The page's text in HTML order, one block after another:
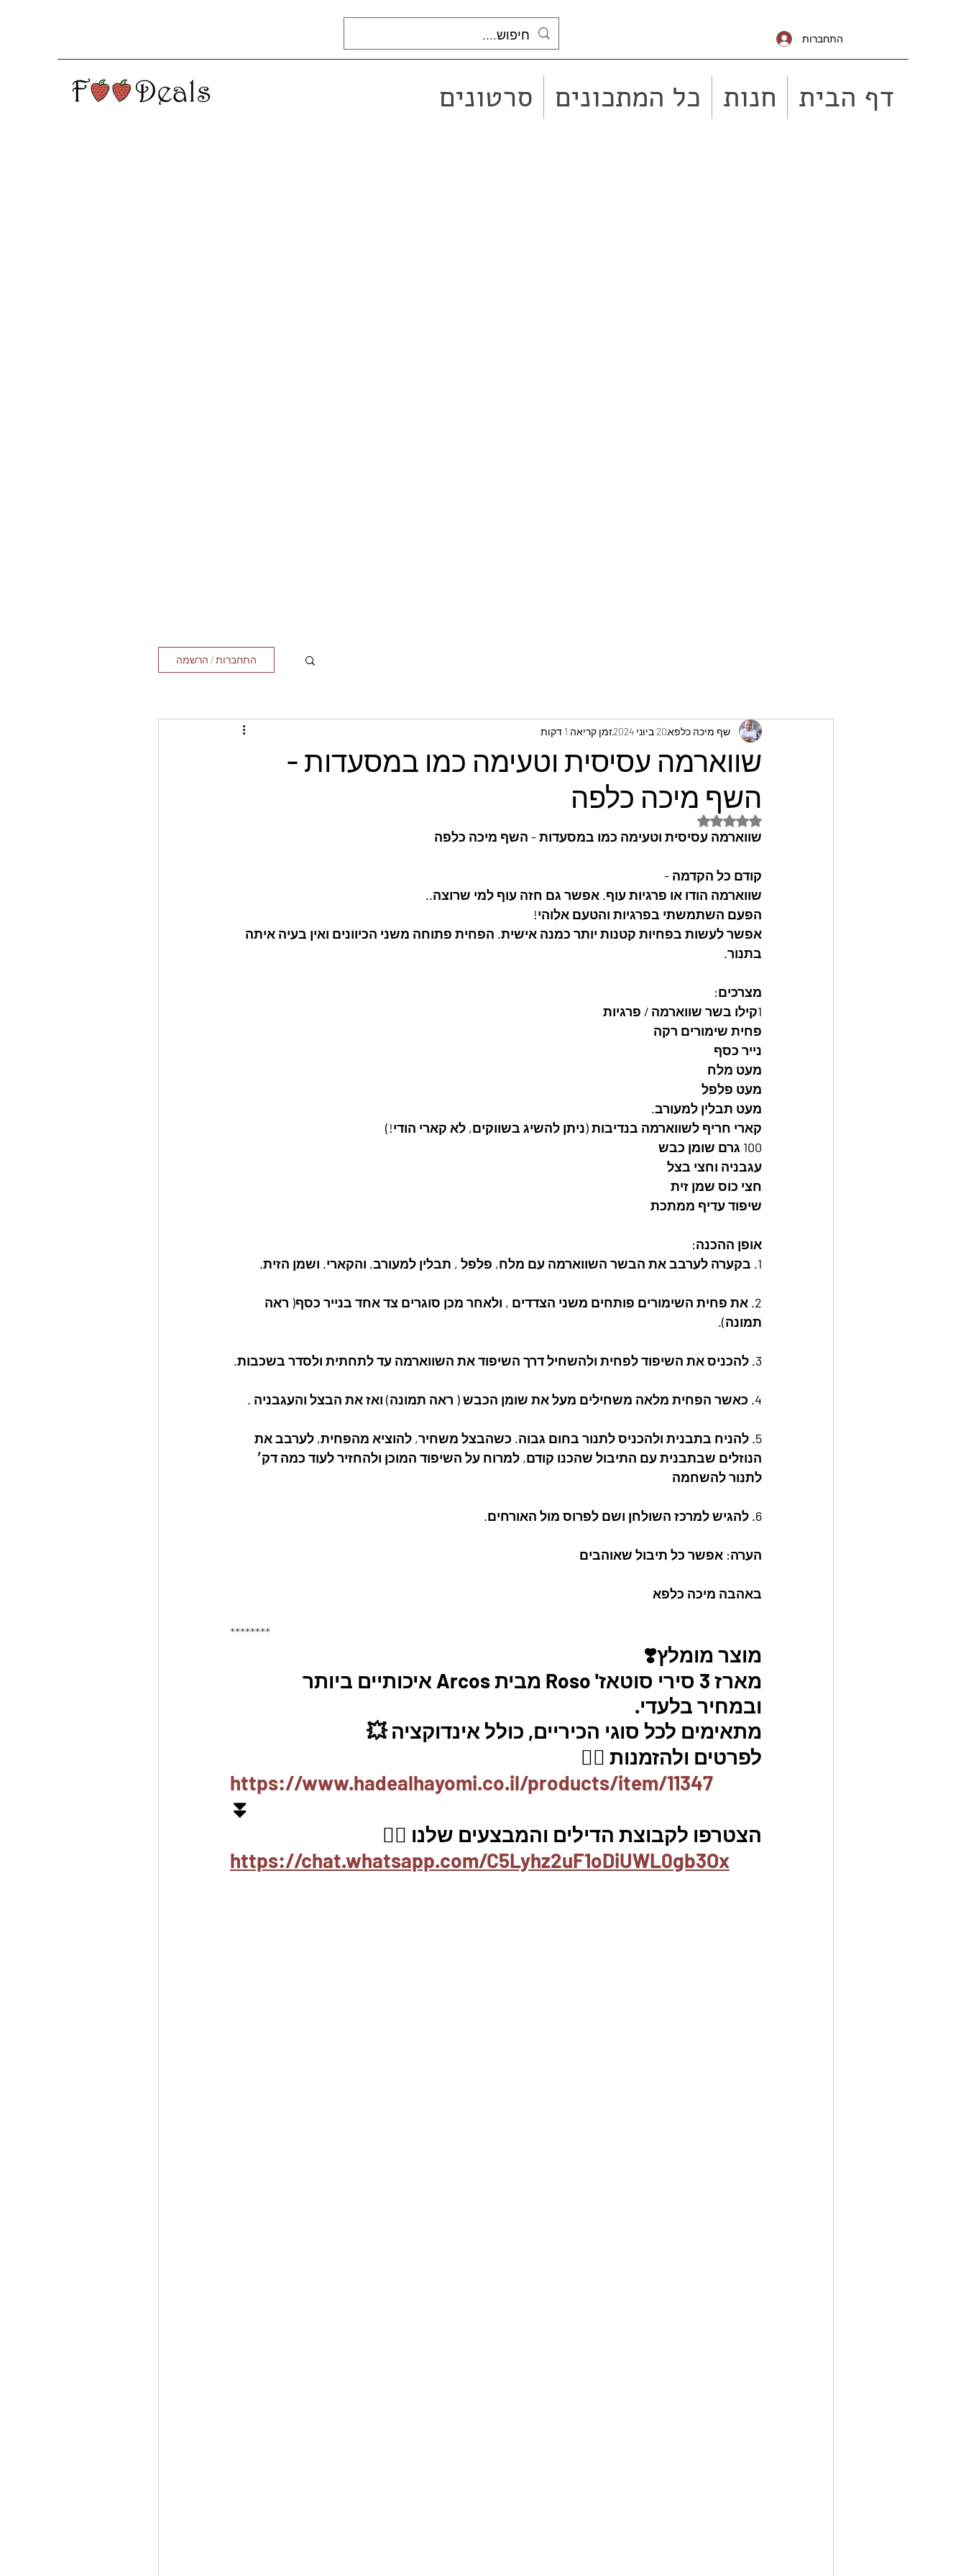
התחברות
דף הבית חנות כל המתכונים סרטונים
התחברות / הרשמה
שווארמה עסיסית וטעימה כמו במסעדות -
השף מיכה כלפה
שף מיכה כלפא20 ביוני 2024 זמן קריאה 1 דקות
דירוג של NaN מתוך 5 כוכבים
שווארמה עסיסית וטעימה כמו במסעדות - השף מיכה כלפה
קודם כל הקדמה -
שווארמה הודו או פרגיות עוף. אפשר גם חזה עוף למי שרוצה..
הפעם השתמשתי בפרגיות והטעם אלוהי!
אפשר לעשות בפחיות קטנות יותר כמנה אישית. הפחית פתוחה משני הכיוונים ואין בעיה איתה
בתנור.
מצרכים:
1קילו בשר שווארמה / פרגיות
פחית שימורים רקה
נייר כסף
מעט מלח
מעט פלפל
מעט תבלין למעורב.
קארי חריף לשווארמה בנדיבות (ניתן להשיג בשווקים, לא קארי הודי!)
100 גרם שומן כבש
עגבניה וחצי בצל
חצי כוס שמן זית
שיפוד עדיף ממתכת
אופן ההכנה:
1. בקערה לערבב את הבשר השווארמה עם מלח, פלפל , תבלין למעורב, והקארי. ושמן הזית.
2. את פחית השימורים פותחים משני הצדדים , ולאחר מכן סוגרים צד אחד בנייר כסף( ראה
תמונה).
3. להכניס את השיפוד לפחית ולהשחיל דרך השיפוד את השווארמה עד לתחתית ולסדר בשכבות.
4. כאשר הפחית מלאה משחילים מעל את שומן הכבש ( ראה תמונה) ואז את הבצל והעגבניה .
5. להניח בתבנית ולהכניס לתנור בחום גבוה. כשהבצל משחיר, להוציא מהפחית, לערבב את
הנוזלים שבתבנית עם התיבול שהכנו קודם, למרוח על השיפוד המוכן ולהחזיר לעוד כמה דק׳
לתנור להשחמה
6. להגיש למרכז השולחן ושם לפרוס מול האורחים.
הערה: אפשר כל תיבול שאוהבים
באהבה מיכה כלפא
********
מוצר מומלץ❣️
מארז 3 סירי סוטאז' Roso מבית Arcos איכותיים ביותר
ובמחיר בלעדי.
מתאימים לכל סוגי הכיריים, כולל אינדוקציה 💥
לפרטים ולהזמנות 👇🏼
https://www.hadealhayomi.co.il/products/item/11347
⏬
הצטרפו לקבוצת הדילים והמבצעים שלנו 👇🏽
https://chat.whatsapp.com/C5Lyhz2uF1oDiUWL0gb3Ox